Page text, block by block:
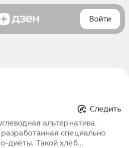
Войти
Следить
альтернатива
специально
диеты. Такой хлеб